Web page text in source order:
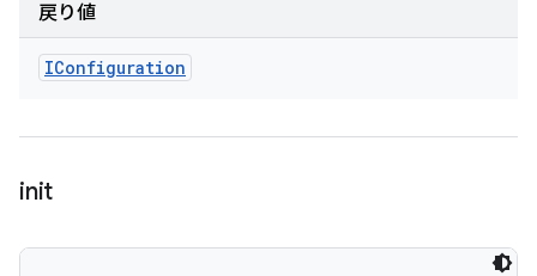
戻り値
IConfiguration
init